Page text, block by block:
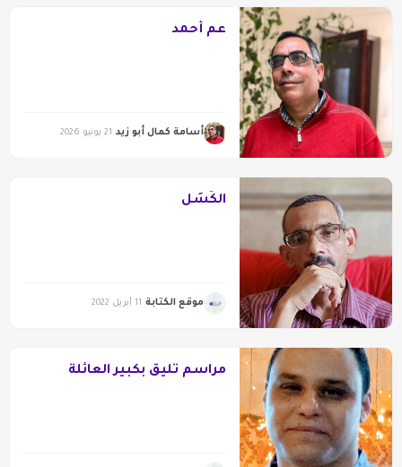
عم أحمد
أسامة كمال أبو زيد 21 يونيو 2026
الكَسَل
موقع الكتابة 11 أبريل 2022
مراسم تليق بكبير العائلة